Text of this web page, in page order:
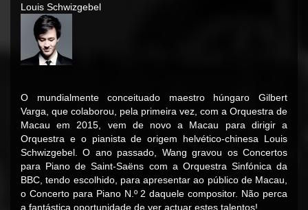
Louis Schwizgebel
O mundialmente conceituado maestro húngaro Gilbert
Varga, que colaborou, pela primeira vez, com a Orquestra de
Macau em 2015, vem de novo a Macau para dirigir a
Orquestra e o pianista de origem helvético-chinesa Louis
Schwizgebel. O ano passado, Wang gravou os Concertos
para Piano de Saint-Saëns com a Orquestra Sinfónica da
BBC, tendo escolhido, para apresentar ao público de Macau,
o Concerto para Piano N.º 2 daquele compositor. Não perca
a fantástica oportunidade de ver actuar estes talentos!